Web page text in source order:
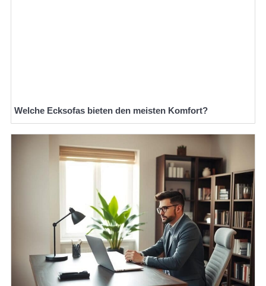
Welche Ecksofas bieten den meisten Komfort?